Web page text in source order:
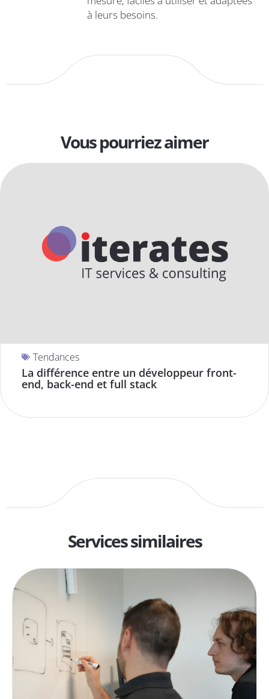
à leurs besoins.
Vous pourriez aimer
Tendances
La différence entre un développeur front-
end, back-end et full stack
Services similaires